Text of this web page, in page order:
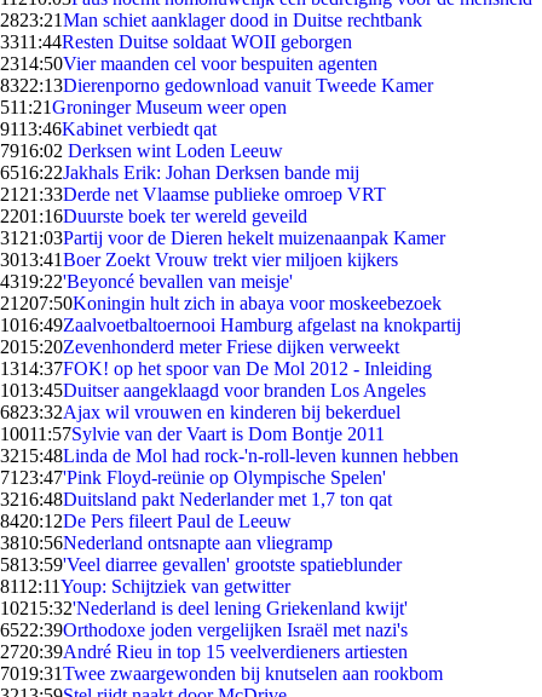
2823:21Man schiet aanklager dood in Duitse rechtbank
3311:44Resten Duitse soldaat WOII geborgen
2314:50Vier maanden cel voor bespuiten agenten
8322:13Dierenporno gedownload vanuit Tweede Kamer
511:21Groninger Museum weer open
9113:46Kabinet verbiedt qat
7916:02 Derksen wint Loden Leeuw
6516:22Jakhals Erik: Johan Derksen bande mij
21 21:33Derde net Vlaamse publieke omroep VRT
2201:16Duurste boek ter wereld geveild
31 21:03Partij voor de Dieren hekelt muizenaanpak Kamer
3013:41Boer Zoekt Vrouw trekt vier miljoen kijkers
4319:22'Beyoncé bevallen van meisje'
21207:50Koningin hult zich in abaya voor moskeebezoek
1016:49Zaalvoetbaltoernooi Hamburg afgelast na knokpartij
2015:20Zevenhonderd meter Friese dijken verweekt
1314:37FOK! op het spoor van De Mol 2012 - Inleiding
1013:45Duitser aangeklaagd voor branden Los Angeles
6823:32Ajax wil vrouwen en kinderen bij bekerduel
10011:57Sylvie van der Vaart is Dom Bontje 2011
3215:48Linda de Mol had rock-'n-roll-leven kunnen hebben
71 23:47'Pink Floyd-reünie op Olympische Spelen'
3216:48Duitsland pakt Nederlander met 1,7 ton qat
8420:12De Pers fileert Paul de Leeuw
3810:56Nederland ontsnapte aan vliegramp
5813:59'Veel diarree gevallen' grootste spatieblunder
8112:11Youp: Schijtziek van getwitter
10215:32'Nederland is deel lening Griekenland kwijt'
6522:39Orthodoxe joden vergelijken Israël met nazi's
2720:39André Rieu in top 15 veelverdieners artiesten
7019:31Twee zwaargewonden bij knutselen aan rookbom